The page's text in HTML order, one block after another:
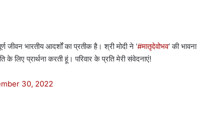
जीवन भारतीय आदर्शों का प्रतीक है। श्री मोदी ने ‘#मातृदेवोभव‘ की भावना
के लिए प्रार्थना करती हूं। परिवार के प्रति मेरी संवेदनाएं!
30, 2022